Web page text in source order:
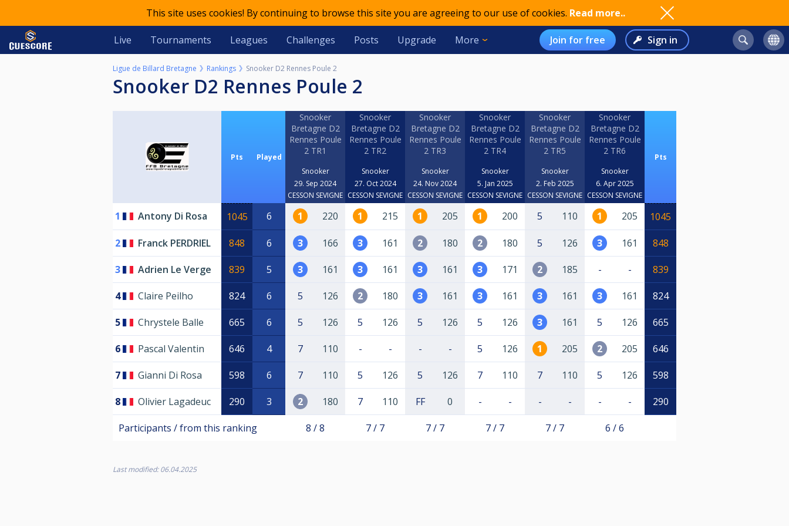
This site uses cookies! By continuing to browse this site you are agreeing to our use of cookies. Read more..
Live Tournaments Leagues Challenges Posts Upgrade More Join for free Sign in
Ligue de Billard Bretagne Rankings Snooker D2 Rennes Poule 2
Snooker D2 Rennes Poule 2
Pts Played
Snooker
Bretagne D2
Rennes Poule
2 TR1
Snooker
29. Sep 2024
CESSON SEVIGNE
Snooker
Bretagne D2
Rennes Poule
2 TR2
Snooker
27. Oct 2024
CESSON SEVIGNE
Snooker
Bretagne D2
Rennes Poule
2 TR3
Snooker
24. Nov 2024
CESSON SEVIGNE
Snooker
Bretagne D2
Rennes Poule
2 TR4
Snooker
5. Jan 2025
CESSON SEVIGNE
Snooker
Bretagne D2
Rennes Poule
2 TR5
Snooker
2. Feb 2025
CESSON SEVIGNE
Snooker
Bretagne D2
Rennes Poule
2 TR6
Snooker
6. Apr 2025
CESSON SEVIGNE
Pts
1 Antony Di Rosa 1045 6 1 220 1 215 1 205 1 200 5 110 1 205 1045
2 Franck PERDRIEL 848 6 3 166 3 161 2 180 2 180 5 126 3 161 848
3 Adrien Le Verge 839 5 3 161 3 161 3 161 3 171 2 185 - - 839
4 Claire Peilho 824 6 5 126 2 180 3 161 3 161 3 161 3 161 824
5 Chrystele Balle 665 6 5 126 5 126 5 126 5 126 3 161 5 126 665
6 Pascal Valentin 646 4 7 110 - - - - 5 126 1 205 2 205 646
7 Gianni Di Rosa 598 6 7 110 5 126 5 126 7 110 7 110 5 126 598
8 Olivier Lagadeuc 290 3 2 180 7 110 FF 0 - - - - - - 290
Participants / from this ranking 8 / 8 7 / 7 7 / 7 7 / 7 7 / 7 6 / 6
Last modified: 06.04.2025